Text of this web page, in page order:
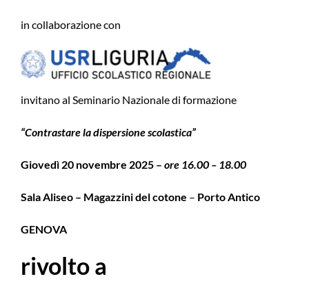
in collaborazione con
invitano al Seminario Nazionale di formazione
“Contrastare la dispersione scolastica”
Giovedì 20 novembre 2025 – ore 16.00 – 18.00
Sala Aliseo – Magazzini del cotone – Porto Antico
GENOVA
rivolto a